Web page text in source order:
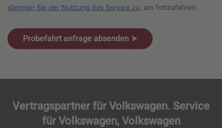
stimmen Sie der Nutzung des Service zu , um fortzufahren.
Probefahrt anfrage absenden ➤
Vertragspartner für Volkswagen. Service
für Volkswagen, Volkswagen